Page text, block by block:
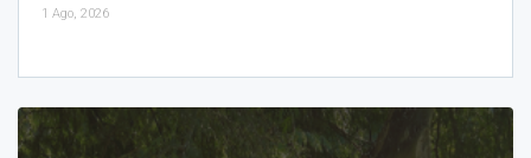
1 Ago, 2026